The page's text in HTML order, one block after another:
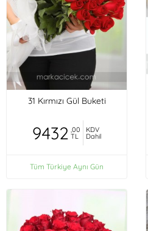
31 Kırmızı Gül Buketi
9432 ,00
TL
KDV
Dahil
Tüm Türkiye Aynı Gün